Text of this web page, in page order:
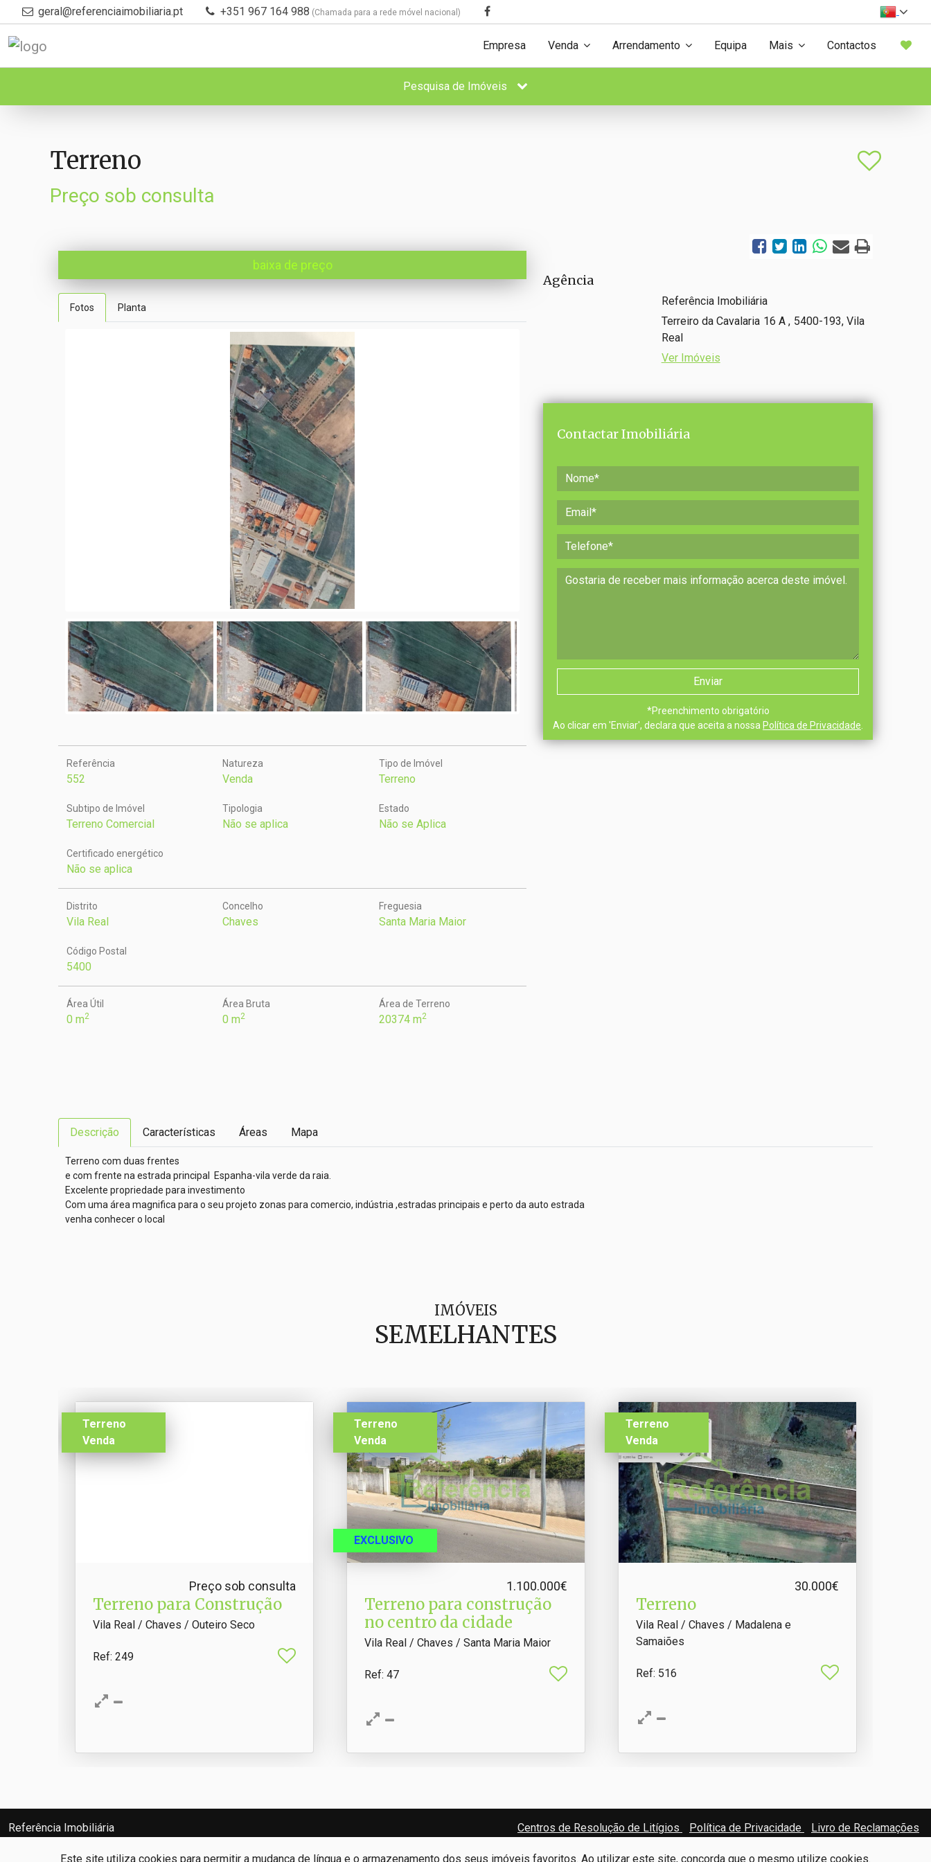
Este site utiliza cookies para permitir a mudança de língua e o armazenamento dos seus imóveis favoritos. Ao utilizar este site, concorda que o mesmo utilize cookies.
geral@referenciaimobiliaria.pt +351 967 164 988 (Chamada para a rede móvel nacional)
Empresa Venda Arrendamento Equipa Mais Contactos
Pesquisa de Imóveis
Terreno
Preço sob consulta
baixa de preço
Fotos Planta
Referência
552
Natureza
Venda
Tipo de Imóvel
Terreno
Subtipo de Imóvel
Terreno Comercial
Tipologia
Não se aplica
Estado
Não se Aplica
Certificado energético
Não se aplica
Distrito
Vila Real
Concelho
Chaves
Freguesia
Santa Maria Maior
Código Postal
5400
Área Útil
0 m2
Área Bruta
0 m2
Área de Terreno
20374 m2
Agência
Referência Imobiliária
Terreiro da Cavalaria 16 A , 5400-193, Vila
Real
Ver Imóveis
Contactar Imobiliária
*Preenchimento obrigatório
Ao clicar em 'Enviar', declara que aceita a nossa Política de Privacidade
Descrição Características Áreas Mapa
Terreno com duas frentes
e com frente na estrada principal  Espanha-vila verde da raia.
Excelente propriedade para investimento
Com uma área magnifica para o seu projeto zonas para comercio, indústria ,estradas principais e perto da auto estrada
IMÓVEIS
SEMELHANTES
Terreno
Venda
Preço sob consulta
Terreno para Construção
Vila Real / Chaves / Outeiro Seco
Ref: 249
Terreno
Venda
EXCLUSIVO
1.100.000€
Terreno para construção
no centro da cidade
Vila Real / Chaves / Santa Maria Maior
Ref: 47
Terreno
Venda
30.000€
Terreno
Vila Real / Chaves / Madalena e
Samaiões
Ref: 516
Referência Imobiliária
Centros de Resolução de Litígios Política de Privacidade Livro de Reclamações